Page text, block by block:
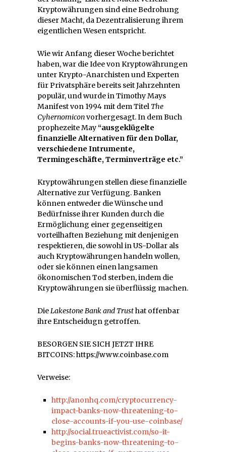
Kryptowährungen sind eine Bedrohung
dieser Macht, da Dezentralisierung ihrem
eigentlichen Wesen entspricht.
Wie wir Anfang dieser Woche berichtet
haben, war die Idee von Kryptowährungen
unter Krypto-Anarchisten und Experten
für Privatsphäre bereits seit Jahrzehnten
populär, und wurde in Timothy Mays
Manifest von 1994 mit dem Titel The
Cyhernomiconvorhergesagt. In dem Buch
prophezeite May“ausgeklügelte
finanzielle Alternativen für den Dollar,
verschiedene Intrumente,
Termingeschäfte, Terminverträge etc.”
Kryptowährungen stellen diese finanzielle
Alternative zur Verfügung. Banken
können entweder die Wünsche und
Bedürfnisse ihrer Kunden durch die
Ermöglichung einer gegenseitigen
vorteilhaften Beziehung mit denjenigen
respektieren, die sowohl in US-Dollar als
auch Kryptowährungen handeln wollen,
oder sie können einen langsamen
ökonomischen Tod sterben, indem die
Kryptowährungen sie überflüssig machen.
DieLakestone Bank and Trusthat offenbar
ihre Entscheidugn getroffen.
BESORGEN SIE SICH JETZT IHRE
BITCOINS: https://www.coinbase.com
Verweise:
http://anonhq.com/cryptocurrency-
impact-banks-now-threatening-to-
close-accounts-if-you-use-coinbase/
http://social.trueactivist.com/so-it-
begins-banks-now-threatening-to-